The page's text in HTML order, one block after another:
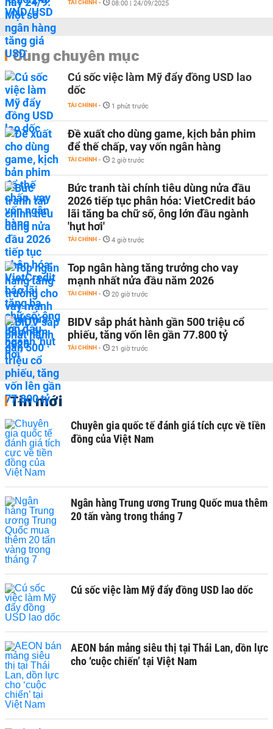
TÀI CHÍNH - 08:00 | 24/09/2025
Cùng chuyên mục
Cú sốc việc làm Mỹ đẩy đồng USD lao
dốc
TÀI CHÍNH - 1 phút trước
Đề xuất cho dùng game, kịch bản phim
để thế chấp, vay vốn ngân hàng
TÀI CHÍNH - 2 giờ trước
Bức tranh tài chính tiêu dùng nửa đầu
2026 tiếp tục phân hóa: VietCredit báo
lãi tăng ba chữ số, ông lớn đầu ngành
'hụt hơi'
TÀI CHÍNH - 4 giờ trước
Top ngân hàng tăng trưởng cho vay
mạnh nhất nửa đầu năm 2026
TÀI CHÍNH - 20 giờ trước
BIDV sắp phát hành gần 500 triệu cổ
phiếu, tăng vốn lên gần 77.800 tỷ
TÀI CHÍNH - 21 giờ trước
Tin mới
Chuyên gia quốc tế đánh giá tích cực về tiền
đồng của Việt Nam
Ngân hàng Trung ương Trung Quốc mua thêm
20 tấn vàng trong tháng 7
Cú sốc việc làm Mỹ đẩy đồng USD lao dốc
AEON bán mảng siêu thị tại Thái Lan, dồn lực
cho ‘cuộc chiến’ tại Việt Nam